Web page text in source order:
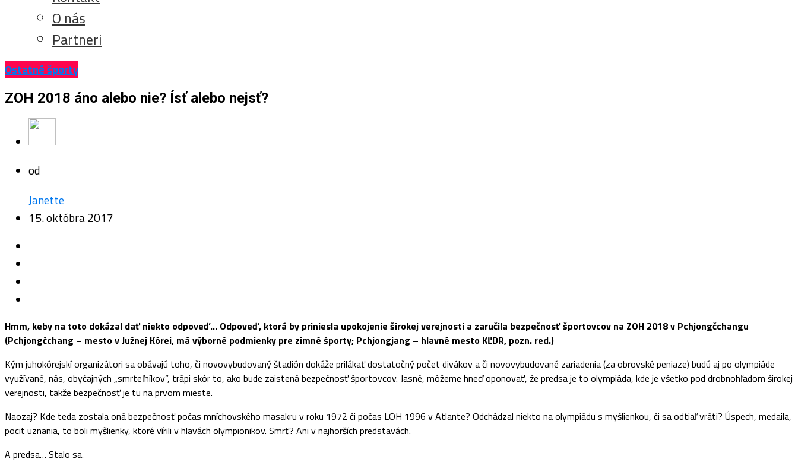
O nás
Partneri
Ostatné športy
ZOH 2018 áno alebo nie? Ísť alebo nejsť?
od
Janette
15. októbra 2017
Hmm, keby na toto dokázal dať niekto odpoveď… Odpoveď, ktorá by priniesla upokojenie širokej verejnosti a zaručila bezpečnosť športovcov na ZOH 2018 v Pchjongčchangu
(Pchjongčchang – mesto v Južnej Kórei, má výborné podmienky pre zimné športy; Pchjongjang – hlavné mesto KĽDR, pozn. red.)
Kým juhokórejskí organizátori sa obávajú toho, či novovybudovaný štadión dokáže prilákať dostatočný počet divákov a či novovybudované zariadenia (za obrovské peniaze) budú aj po olympiáde
využívané, nás, obyčajných „smrteľníkov“, trápi skôr to, ako bude zaistená bezpečnosť športovcov. Jasné, môžeme hneď oponovať, že predsa je to olympiáda, kde je všetko pod drobnohľadom širokej
verejnosti, takže bezpečnosť je tu na prvom mieste.
Naozaj? Kde teda zostala oná bezpečnosť počas mníchovského masakru v roku 1972 či počas LOH 1996 v Atlante? Odchádzal niekto na olympiádu s myšlienkou, či sa odtiaľ vráti? Úspech, medaila,
pocit uznania, to boli myšlienky, ktoré vírili v hlavách olympionikov. Smrť? Ani v najhorších predstavách.
A predsa… Stalo sa.